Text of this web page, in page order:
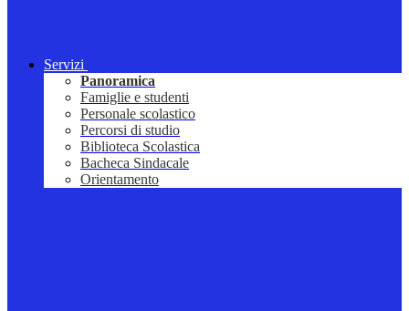
Servizi
Panoramica
Famiglie e studenti
Personale scolastico
Percorsi di studio
Biblioteca Scolastica
Bacheca Sindacale
Orientamento